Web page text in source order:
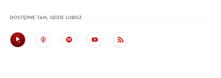
DOSTĘPNE TAM, GDZIE LUBISZ